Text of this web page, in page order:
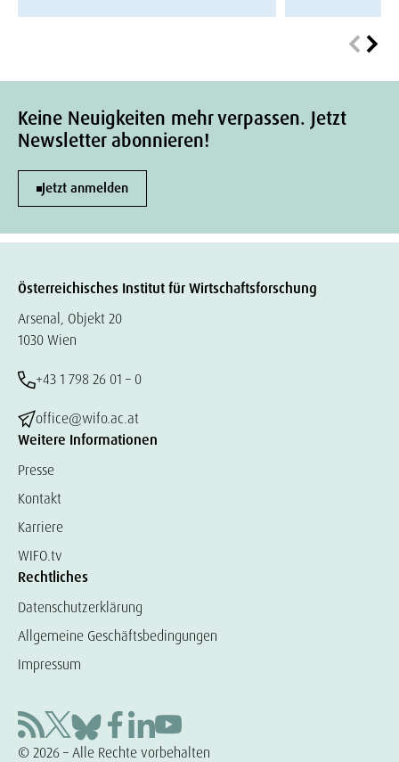
Keine Neuigkeiten mehr verpassen. Jetzt
Newsletter abonnieren!
Jetzt anmelden
Österreichisches Institut für Wirtschaftsforschung
Arsenal, Objekt 20
1030 Wien
+43 1 798 26 01 – 0
office@wifo.ac.at
Weitere Informationen
Presse
Kontakt
Karriere
WIFO.tv
Rechtliches
Datenschutzerklärung
Allgemeine Geschäftsbedingungen
Impressum
© 2026 – Alle Rechte vorbehalten